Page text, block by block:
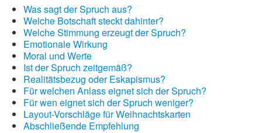
Was sagt der Spruch aus?
Welche Botschaft steckt dahinter?
Welche Stimmung erzeugt der Spruch?
Emotionale Wirkung
Moral und Werte
Ist der Spruch zeitgemäß?
Realitätsbezug oder Eskapismus?
Für welchen Anlass eignet sich der Spruch?
Für wen eignet sich der Spruch weniger?
Layout-Vorschläge für Weihnachtskarten
Abschließende Empfehlung